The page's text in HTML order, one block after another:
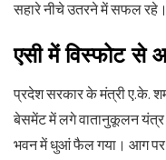
सहारे नीचे उतरने में सफल रहे।
एसी में विस्फोट
प्रदेश सरकार के मंत्री ए.के.
बेसमेंट में लगे वातानुकूलन
भवन में धुआं फैल गया। आग पर